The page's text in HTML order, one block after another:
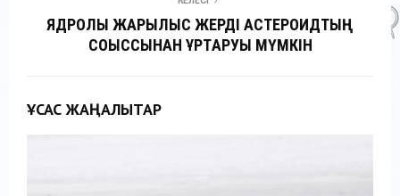
ЯДРОЛЫҚ ЖАРЫЛЫС ЖЕРДІ АСТЕРОИДТЫҢ
СОҚЫССЫНАН ҚҰРТҚАРУЫ МҮМКІН
ҰҚСАС ЖАҢАЛЫҚТАР